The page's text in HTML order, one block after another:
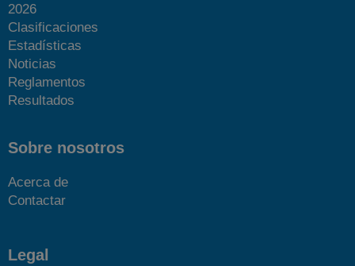
2026
Clasificaciones
Estadísticas
Noticias
Reglamentos
Resultados
Sobre nosotros
Acerca de
Contactar
Legal